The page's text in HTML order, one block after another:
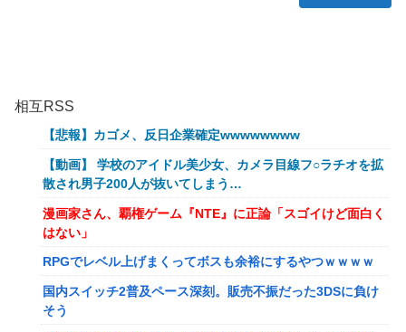
相互RSS
【悲報】カゴメ、反日企業確定wwwwwwww
【動画】 学校のアイドル美少女、カメラ目線フ○ラチオを拡
散され男子200人が抜いてしまう…
漫画家さん、覇権ゲーム『NTE』に正論「スゴイけど面白く
はない」
RPGでレベル上げまくってボスも余裕にするやつｗｗｗｗ
国内スイッチ2普及ペース深刻。販売不振だった3DSに負け
そう